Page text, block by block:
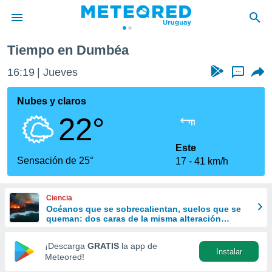
de
ha
calidad.
a este
las
y
forma
digital
basada
Tiempo en Dumbéa
16:19 Jueves ...
Nubes y claros
22°
Sensación de 25°
Este
17
41 km/h
Ciencia
Océanos que se sobrecalientan, suelos que se
queman: dos caras de la misma alteración
¡Descarga GRATIS la app de
Meteored!
Instalar